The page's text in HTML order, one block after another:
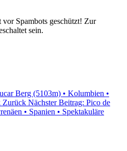
Spambots geschützt! Zur
sein.
Berg (5103m) • Kolumbien •
Zurück Nächster Beitrag: Pico de
• Spanien • Spektakuläre